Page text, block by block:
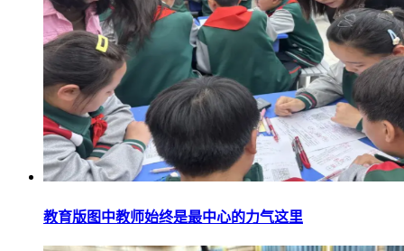
教育版图中教师始终是最中心的力气这里